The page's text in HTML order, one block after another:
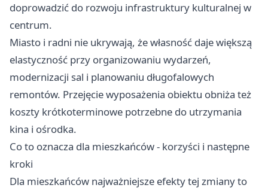
doprowadzić do rozwoju infrastruktury kulturalnej w
centrum.
Miasto i radni nie ukrywają, że własność daje większą
elastyczność przy organizowaniu wydarzeń,
modernizacji sal i planowaniu długofalowych
remontów. Przejęcie wyposażenia obiektu obniża też
koszty krótkoterminowe potrzebne do utrzymania
kina i ośrodka.
Co to oznacza dla mieszkańców - korzyści i następne
kroki
Dla mieszkańców najważniejsze efekty tej zmiany to